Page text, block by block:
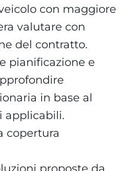
con maggiore
valutare con
del contratto.
pianificazione e
in base al
applicabili.
copertura